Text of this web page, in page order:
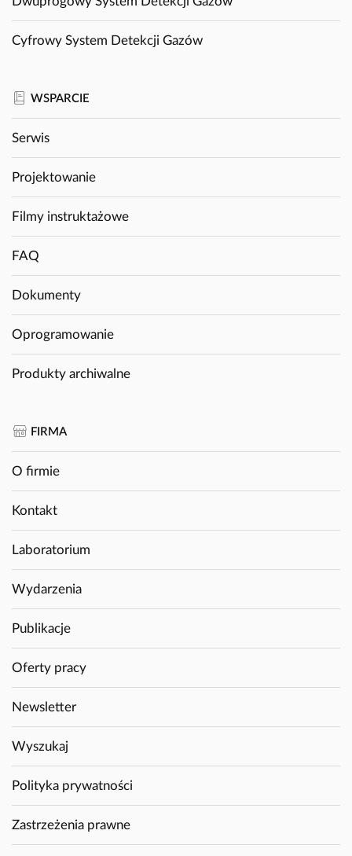
Cyfrowy System Detekcji Gazów
WSPARCIE
Serwis
Projektowanie
Filmy instruktażowe
FAQ
Dokumenty
Oprogramowanie
Produkty archiwalne
FIRMA
O firmie
Kontakt
Laboratorium
Wydarzenia
Publikacje
Oferty pracy
Newsletter
Wyszukaj
Polityka prywatności
Zastrzeżenia prawne